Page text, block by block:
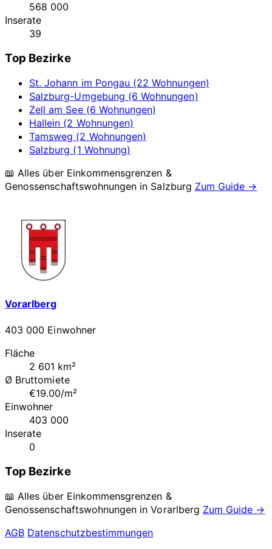
568 000
Inserate
39
Top Bezirke
St. Johann im Pongau (22 Wohnungen)
Salzburg-Umgebung (6 Wohnungen)
Zell am See (6 Wohnungen)
Hallein (2 Wohnungen)
Tamsweg (2 Wohnungen)
Salzburg (1 Wohnung)
📖 Alles über Einkommensgrenzen &
Genossenschaftswohnungen in Salzburg Zum Guide →
Vorarlberg
403 000 Einwohner
Fläche
2 601 km²
Ø Bruttomiete
€19.00/m²
Einwohner
403 000
Inserate
0
Top Bezirke
📖 Alles über Einkommensgrenzen &
Genossenschaftswohnungen inVorarlberg Zum Guide →
AGB Datenschutzbestimmungen